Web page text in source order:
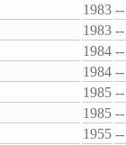
1983 --
1983 --
1984 --
1984 --
1985 --
1985 --
1955 --